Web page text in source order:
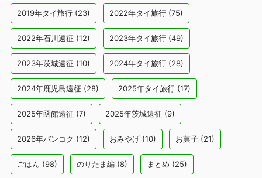
2019年タイ旅行 (23) 2022年タイ旅行 (75)
2022年石川遠征 (12) 2023年タイ旅行 (49)
2023年茨城遠征 (10) 2024年タイ旅行 (28)
2024年鹿児島遠征 (28) 2025年タイ旅行 (17)
2025年函館遠征 (7) 2025年茨城遠征 (9)
2026年バンコク (12) おみやげ (10) お菓子 (21)
ごはん (98) のりたま編 (8) まとめ (25)